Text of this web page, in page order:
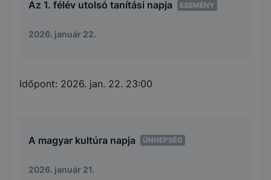
Az 1. félév utolsó tanítási napja ESEMÉNY
2026. január 22.
Időpont: 2026. jan. 22. 23:00
A magyar kultúra napja ÜNNEPSÉG
2026. január 21.